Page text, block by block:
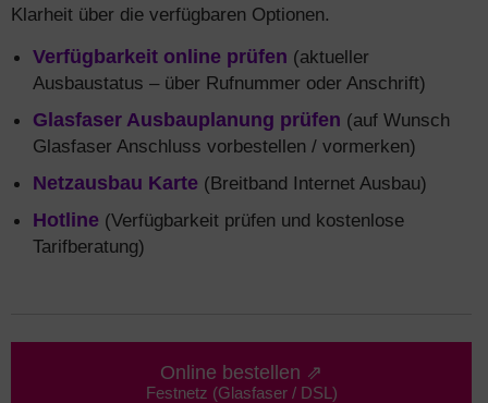
Klarheit über die verfügbaren Optionen.
Verfügbarkeit online prüfen (aktueller
Ausbaustatus – über Rufnummer oder Anschrift)
Glasfaser Ausbauplanung prüfen (auf Wunsch
Glasfaser Anschluss vorbestellen / vormerken)
Netzausbau Karte (Breitband Internet Ausbau)
Hotline (Verfügbarkeit prüfen und kostenlose
Tarifberatung)
Online bestellen ⇗
Festnetz (Glasfaser / DSL)